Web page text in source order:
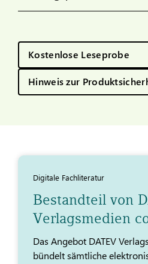
Kostenlose Leseprobe
Hinweis zur
Digitale Fachliteratur
Bestandteil von
Verlagsmedien
Das Angebot DATEV
bündelt sämtliche